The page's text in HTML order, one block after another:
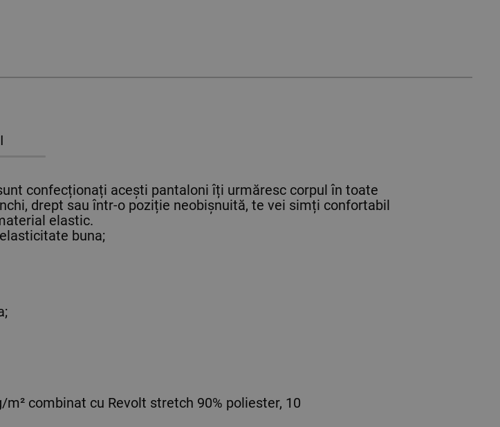
confecționați acești pantaloni îți urmăresc corpul în toate
drept sau într-o poziție neobișnuită, te vei simți confortabil
elastic.
buna;
combinat cu Revolt stretch 90% poliester, 10